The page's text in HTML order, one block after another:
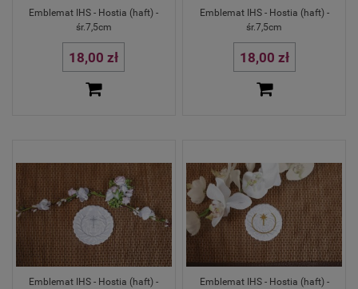
Emblemat IHS - Hostia (haft) -
śr.7,5cm
18,00 zł
Emblemat IHS - Hostia (haft) -
śr.7,5cm
18,00 zł
Emblemat IHS - Hostia (haft) -
Emblemat IHS - Hostia (haft) -